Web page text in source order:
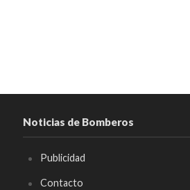
Noticias de Bomberos
Publicidad
Contacto